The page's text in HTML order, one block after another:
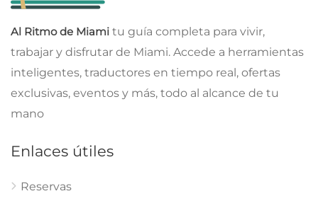
Al Ritmo de Miami tu guía completa para vivir,
trabajar y disfrutar de Miami. Accede a herramientas
inteligentes, traductores en tiempo real, ofertas
exclusivas, eventos y más, todo al alcance de tu
mano
Enlaces útiles
Reservas